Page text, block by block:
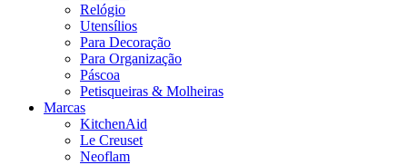
Relógio
Utensílios
Para Decoração
Para Organização
Páscoa
Petisqueiras & Molheiras
Marcas
KitchenAid
Le Creuset
Neoflam